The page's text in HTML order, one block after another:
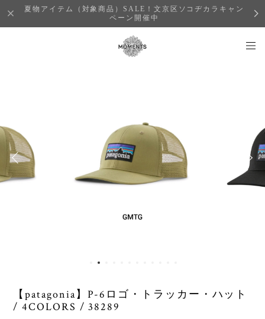
夏物アイテム（対象商品）SALE！文京区ソコヂカラキャン
ペーン開催中
【patagonia】P-6ロゴ・トラッカー・ハット
/ 4COLORS / 38289